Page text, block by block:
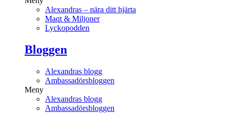
Alexandras – nära ditt hjärta
Maqt & Miljoner
Lyckopodden
Bloggen
Alexandras blogg
Ambassadörsbloggen
Meny
Alexandras blogg
Ambassadörsbloggen